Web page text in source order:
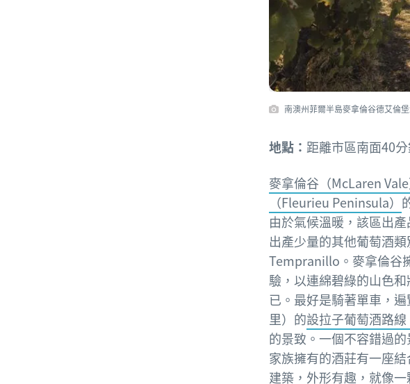
南澳州菲爾半島麥拿倫谷德艾倫
地點： 距離市區南面40分
麥拿倫谷（McLaren Vale
（Fleurieu Peninsula）
由於氣候溫暖，該區出
出產少量的其他葡萄酒
Tempranillo。麥拿倫谷
驗，以連綿碧綠的山色
已。最好是騎著單車，
里）的設拉子葡萄酒路線
的景致。一個不容錯過
家族擁有的酒莊有一座
建築，外形有趣，就像